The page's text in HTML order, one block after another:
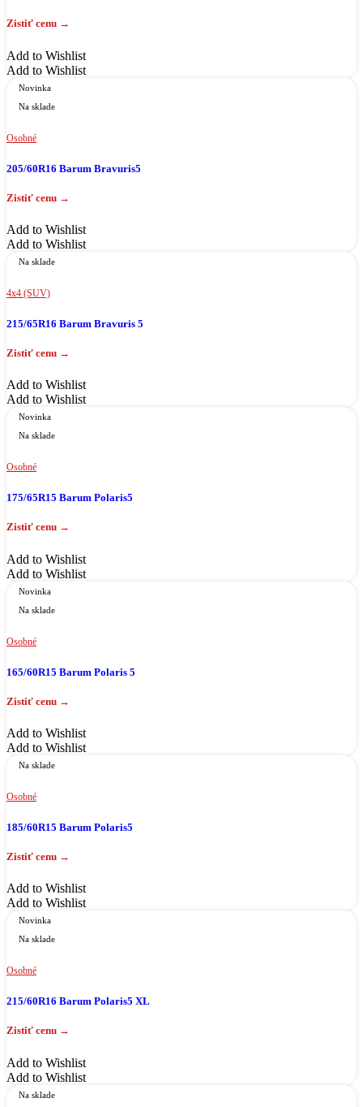
Add to Wishlist
Add to Wishlist
Novinka
Na sklade
Osobné
205/60R16 Barum Bravuris5
Add to Wishlist
Add to Wishlist
Na sklade
4x4 (SUV)
215/65R16 Barum Bravuris 5
Add to Wishlist
Add to Wishlist
Novinka
Na sklade
Osobné
175/65R15 Barum Polaris5
Add to Wishlist
Add to Wishlist
Novinka
Na sklade
Osobné
165/60R15 Barum Polaris 5
Add to Wishlist
Add to Wishlist
Na sklade
Osobné
185/60R15 Barum Polaris5
Add to Wishlist
Add to Wishlist
Novinka
Na sklade
Osobné
215/60R16 Barum Polaris5 XL
Add to Wishlist
Add to Wishlist
Na sklade